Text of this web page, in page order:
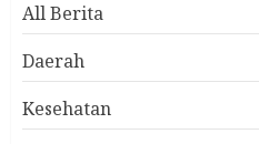
All Berita
Daerah
Kesehatan